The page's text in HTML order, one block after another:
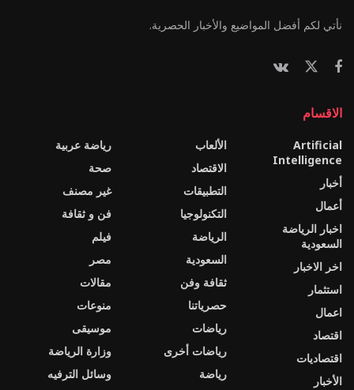
نأتي لكم أفضل المواضيع والأخبار الحصرية.
الاقسام
Artificial
Intelligence
أخبار
أعمال
اخبار الرياضة
السعودية
اخر الاخبار
استثمار
اعمال
اقتصاد
اقتصاديات
الأخبار
الألعاب
الاقتصاد
التطبيقات
التكنولوجيا
الرياضة
السعودية
ثقافة وفن
حصرياتنا
رياضات
رياضات أخرى
رياضة
رياضة عربية
صحة
غير مصنف
فن و ثقافة
فيلم
مصر
مقالات
منوعات
موسيقى
وزارة الرياضة
وسائل الترفيه